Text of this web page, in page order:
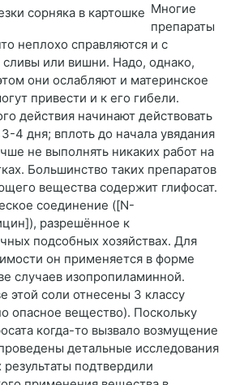
Многие
препараты
неплохо справляются и с
или вишни. Надо, однако,
они ослабляют и материнское
привести и к его гибели.
действия начинают действовать
4 дня; вплоть до начала увядания
не выполнять никаких работ на
Большинство таких препаратов
вещества содержит глифосат.
соединение ([N-
разрешённое к
подсобных хозяйствах. Для
он применяется в форме
случаев изопропиламинной.
этой соли отнесены 3 классу
опасное вещество). Поскольку
когда-то вызвало возмущение
детальные исследования
подтвердили